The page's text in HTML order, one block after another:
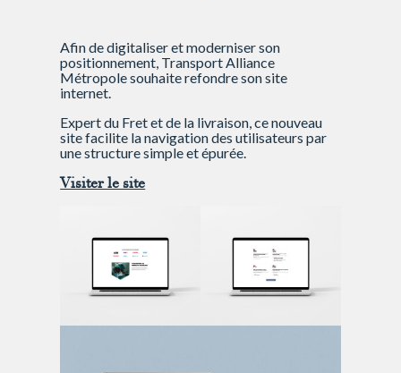
Afin de digitaliser et moderniser son
positionnement, Transport Alliance
Métropole souhaite refondre son site
internet.
Expert du Fret et de la livraison, ce nouveau
site facilite la navigation des utilisateurs par
une structure simple et épurée.
Visiter le site